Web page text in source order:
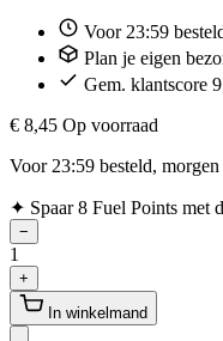
Voor 23:59
Plan je eigen
Gem. klantscore
€ 8,45 Op voorraad
Voor 23:59 besteld,
✦ Spaar 8 Fuel Points met
−
1
+
In winkelmand